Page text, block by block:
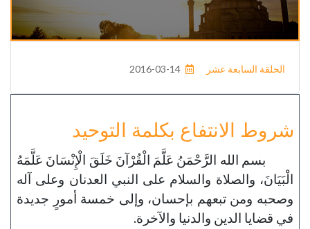
الحلقة السابعة عشر 2016-03-14
شروط الانتفاع بكلمة التوحيد
بسم الله الرَّحْمَنُ عَلَّمَ الْقُرْآنَ خَلَقَ الْإِنْسَانَ عَلَّمَهُ
الْبَيَانَ، والصلاة والسلام على النبي العدنان وعلى آله
وصحبه ومن تبعهم بإحسان، وإلى خمسة أمورٍ جديدة
في قضايا الدين والدنيا والآخرة.